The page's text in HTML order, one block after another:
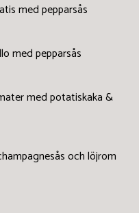
med pepparsås
med pepparsås
med potatiskaka &
och löjrom